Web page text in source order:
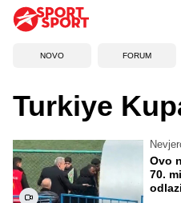
NOVO FORUM
Turkiye
Ovo
70.